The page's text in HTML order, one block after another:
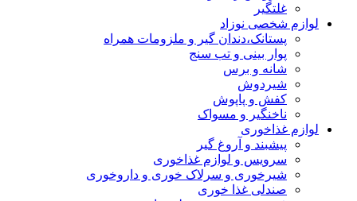
غلتگیر
لوازم شخصی نوزاد
پستانک،دندان گیر و ملزومات همراه
پوار بینی و تب سنج
شانه و برس
شیردوش
کفش و پاپوش
ناخنگیر و مسواک
لوازم غذاخوری
پیشبند و آروغ گیر
سرویس و لوازم غذاخوری
شیرخوری و سرلاک خوری و داروخوری
صندلی غذا خوری